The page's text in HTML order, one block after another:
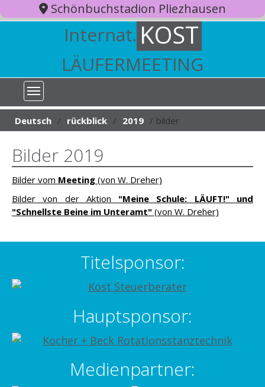
Schönbuchstadion Pliezhausen
Internat. KOST
LÄUFERMEETING
You are here:
Deutsch rückblick 2019 bilder
Bilder 2019
Bilder vom Meeting (von W. Dreher)
Bilder von der Aktion "Meine Schule: LÄUFT!" und
"Schnellste Beine im Unteramt" (von W. Dreher)
Titelsponsor:
Hauptsponsor:
Medienpartner: